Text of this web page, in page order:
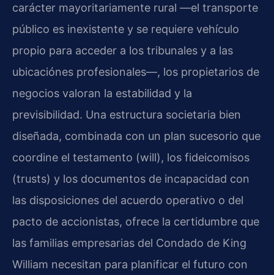
carácter mayoritariamente rural —el transporte
público es inexistente y se requiere vehículo
propio para acceder a los tribunales y a las
ubicaciónes profesionales—, los propietarios de
negocios valoran la estabilidad y la
previsibilidad. Una estructura societaria bien
diseñada, combinada con un plan sucesorio que
coordine el testamento (will), los fideicomisos
(trusts) y los documentos de incapacidad con
las disposiciones del acuerdo operativo o del
pacto de accionistas, ofrece la certidumbre que
las familias empresarias del Condado de King
William necesitan para planificar el futuro con